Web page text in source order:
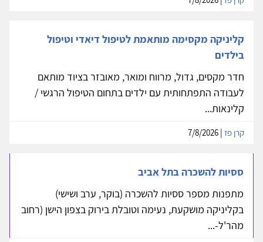
קליניקה מקסימה מותאמת לטיפול דיאדי וטיפול
בילדים
חדר מקסים, גדול, מרווח ומואר, מאובזר בציוד מותאם
לעבודה התפתחותית עם ילדים בתחום הטיפול הרגשי /
קלינאות...
קרן פז
ססיות להשכרה בתל אביב
מתפנות מספר ססיות להשכרה (בוקר, ערב ושישי)
בקליניקה מושקעת, נעימה וטובלת בירוק בצפון הישן (רחוב
מהר'ל-...